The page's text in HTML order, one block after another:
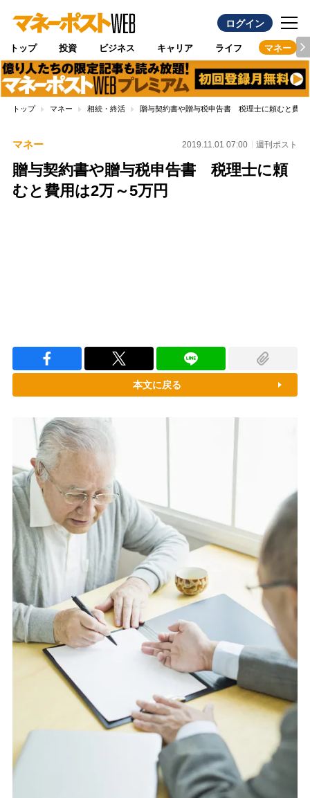
ログイン
トップ 投資 ビジネス キャリア ライフ マネー
トップ マネー 相続・終活 贈与契約書や贈与税申告書 税理士に頼むと費用
マネー 2019.11.01 07:00 週刊ポスト
贈与契約書や贈与税申告書 税理士に頼
むと費用は2万～5万円
本文に戻る